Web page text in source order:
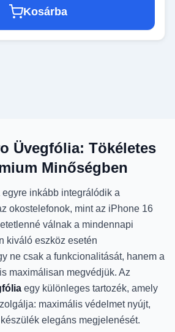
Kosárba
Üvegfólia: Tökéletes
Minőségben
inkább integrálódik a
okostelefonok, mint az iPhone 16
válnak a mindennapi
kiváló eszköz esetén
ne csak a funkcionalitását, hanem a
maximálisan megvédjük. Az
egy különleges tartozék, amely
maximális védelmet nyújt,
elegáns megjelenését.